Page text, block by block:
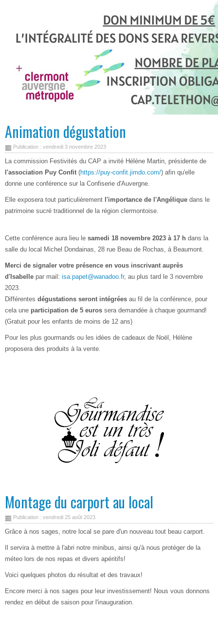
Animation dégustation
Publication : vendredi 3 novembre 2023
La commission Festivités du CAP a invité Hélène Martin, présidente de
l'association Puy Confit (https://puy-confit.jimdo.com/) afin qu'elle
donne une conférence sur la Confiserie d'Auvergne.
Elle exposera tout particulièrement l'importance de l'Angélique dans le
patrimoine sucré traditionnel de la région clermontoise.
Cette conférence aura lieu le samedi 18 novembre 2023 à 17 h dans la
salle du local Michel Dondainas, 28 rue Beau de Rochas, à Beaumont.
Merci de signaler votre présence en vous inscrivant auprès
d'Isabelle par mail: isa.papet@wanadoo.fr, au plus tard le 3 novembre
2023.
Différentes dégustations seront intégrées au fil de la conférence, pour
cela une participation de 5 euros sera demandée à chaque gourmand!
(Gratuit pour les enfants de moins de 12 ans)
Pour les plus gourmands ou les idées de cadeaux de Noël, Hélène
proposera des produits à la vente.
Montage du carport au local
Publication : vendredi 25 août 2023
Grâce à nos sages, notre local se pare d'un nouveau tout beau carport.
Il servira à mettre à l'abri notre minibus, ainsi qu'à nous protéger de la
méteo lors de nos repas et divers apéritifs!
Voici quelques photos du résultat et des travaux!
Encore merci à nos sages pour leur investissement! Nous vous donnons
rendez en début de saison pour l'inauguration.